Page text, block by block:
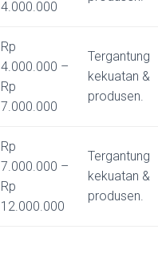
4.000.000
Rp
4.000.000 –
Rp
7.000.000
Tergantung
kekuatan &
produsen.
Rp
7.000.000 –
Rp
12.000.000
Tergantung
kekuatan &
produsen.